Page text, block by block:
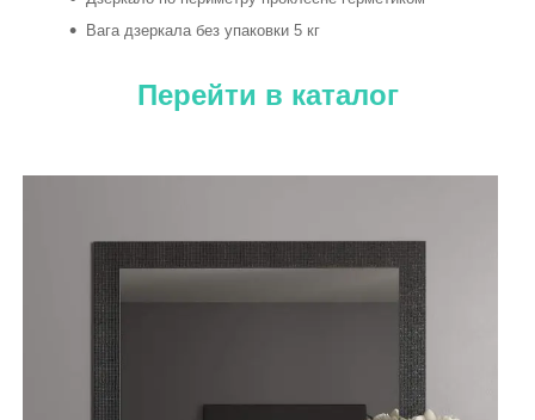
Вага дзеркала без упаковки 5 кг
Перейти в каталог